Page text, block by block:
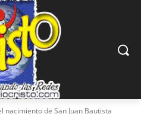
nacimiento de San Juan Bautista